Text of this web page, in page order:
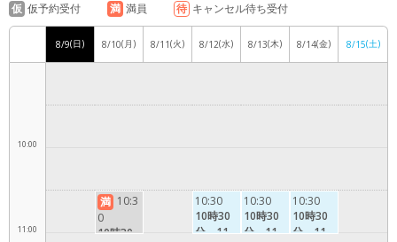
仮 仮予約受付 満 満員 待 キャンセル待ち受付
8/9(日) 8/10(月) 8/11(火) 8/12(水) 8/13(木) 8/14(金) 8/15(土)
10:00
11:00
満 10:3
0
10時30
10:30
10時30
分～11
10:30
10時30
分～11
10:30
10時30
分～11